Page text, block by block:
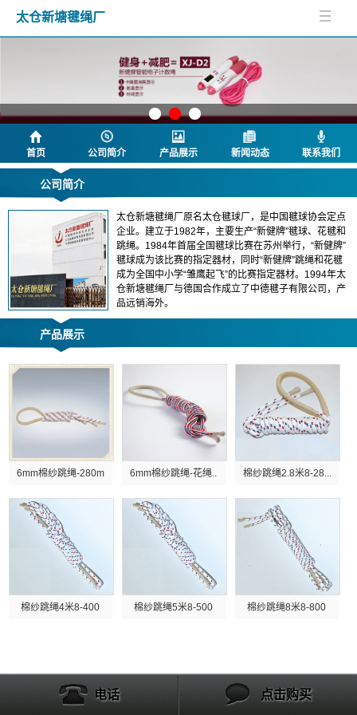
太仓新塘毽绳厂
首页 公司简介 产品展示 新闻动态 联系我们
公司简介
太仓新塘毽绳厂原名太仓毽球厂，是中国毽球协会定点
企业。建立于1982年，主要生产“新健牌”毽球、花毽和
跳绳。1984年首届全国毽球比赛在苏州举行，“新健牌”
毽球成为该比赛的指定器材，同时“新健牌”跳绳和花毽
成为全国中小学“雏鹰起飞”的比赛指定器材。1994年太
仓新塘毽绳厂与德国合作成立了中德毽子有限公司，产
品远销海外。
产品展示
6mm棉纱跳绳-280m... 6mm棉纱跳绳-花绳... 棉纱跳绳2.8米8-28...
棉纱跳绳4米8-400 棉纱跳绳5米8-500 棉纱跳绳8米8-800
电话 点击购买